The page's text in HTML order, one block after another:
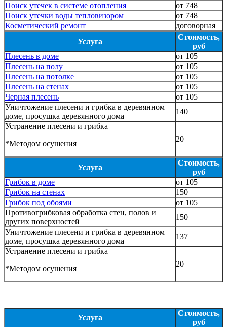
Поиск утечек в системе отопления
от 748
Поиск утечки воды тепловизором
от 748
Косметический ремонт
договорная
Услуга
Стоимость,
руб
Плесень в доме
от 105
Плесень на полу
от 105
Плесень на потолке
от 105
Плесень на стенах
от 105
Черная плесень
от 105
Уничтожение плесени и грибка в деревянном
доме, просушка деревянного дома
140
Устранение плесени и грибка
*Методом осушения
20
Услуга
Стоимость,
руб
Грибок в доме
от 105
Грибок на стенах
150
Грибок под обоями
от 105
Противогрибковая обработка стен, полов и
других поверхностей
150
Уничтожение плесени и грибка в деревянном
доме, просушка деревянного дома
137
Устранение плесени и грибка
*Методом осушения
20
Услуга
Стоимость,
руб